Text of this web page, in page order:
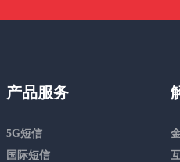
产品服务
5G短信
国际短信